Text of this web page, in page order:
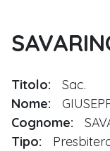
Titolo:
Sac.
Nome:
Cognome:
Tipo: